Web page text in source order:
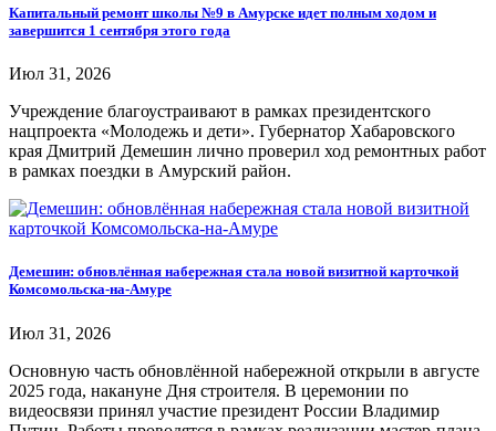
Капитальный ремонт школы №9 в Амурске идет полным ходом и
завершится 1 сентября этого года
Июл 31, 2026
Учреждение благоустраивают в рамках президентского
нацпроекта «Молодежь и дети». Губернатор Хабаровского
края Дмитрий Демешин лично проверил ход ремонтных работ
в рамках поездки в Амурский район.
Демешин: обновлённая набережная стала новой визитной карточкой
Комсомольска-на-Амуре
Июл 31, 2026
Основную часть обновлённой набережной открыли в августе
2025 года, накануне Дня строителя. В церемонии по
видеосвязи принял участие президент России Владимир